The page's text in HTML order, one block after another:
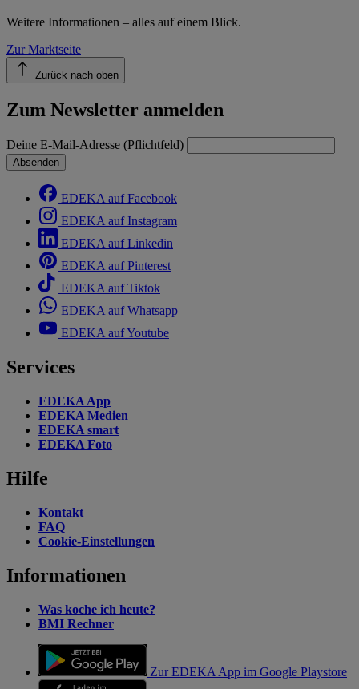
Weitere Informationen – alles auf einem Blick.
Zur Marktseite
Zurück nach oben
Zum Newsletter anmelden
Deine E-Mail-Adresse (Pflichtfeld)
Absenden
EDEKA auf Facebook
EDEKA auf Instagram
EDEKA auf Linkedin
EDEKA auf Pinterest
EDEKA auf Tiktok
EDEKA auf Whatsapp
EDEKA auf Youtube
Services
EDEKA App
EDEKA Medien
EDEKA smart
EDEKA Foto
Hilfe
Kontakt
FAQ
Cookie-Einstellungen
Informationen
Was koche ich heute?
BMI Rechner
Zur EDEKA App im Google Playstore